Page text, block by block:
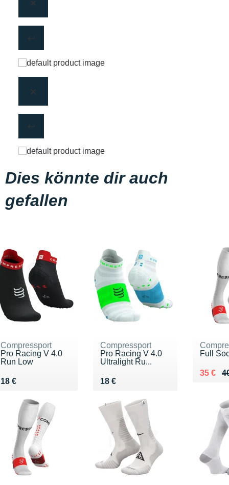
Dies könnte dir auch
gefallen
Compressport
Pro Racing V 4.0
Run Low
18 €
Vendu 18 €
Compressport
Pro Racing V 4.0
Ultralight Ru...
18 €
Vendu 18 €
Full
Au lieu
35 €
Vendu